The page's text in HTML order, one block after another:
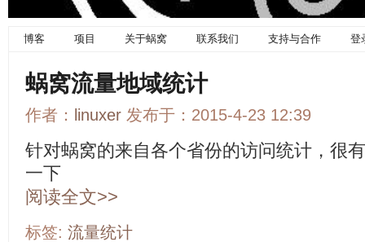
博客 项目 关于蜗窝 联系我们 支持与合作 登
蜗窝流量地域统计
作者： linuxer 发布于：2015-4-23 12:39
针对蜗窝的来自各个省份的访问统计，很
一下
阅读全文>>
标签: 流量统计